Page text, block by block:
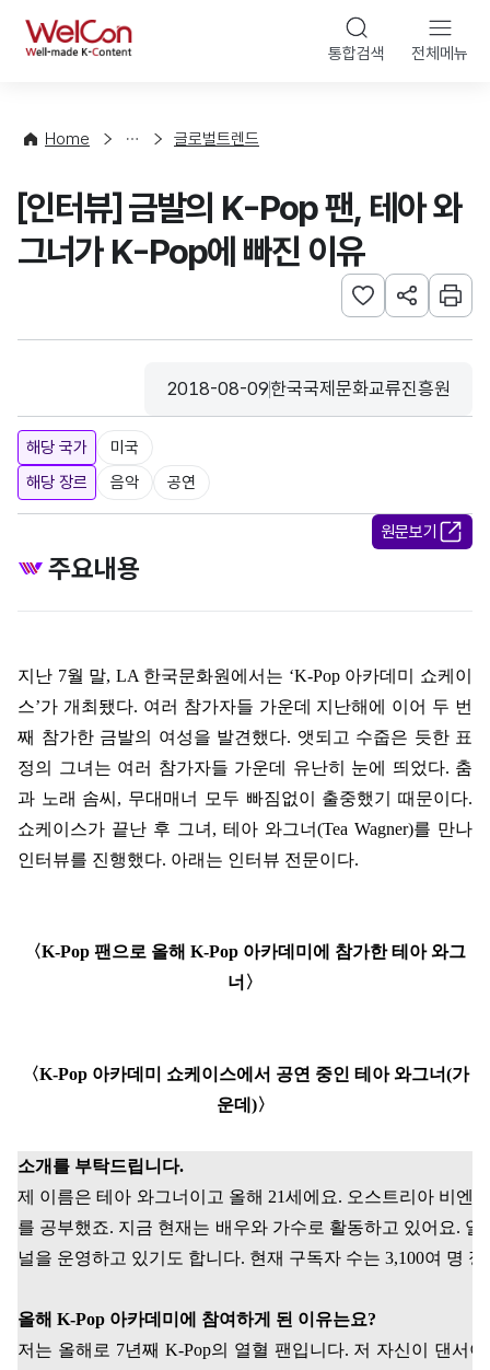
WelCon 통합검색 전체메뉴
Home
향
계
글로벌트렌드
[인터뷰] 금발의 K-Pop 팬, 테아 와
그너가 K-Pop에 빠진 이유
관심사 등록하기
URL 공유하
인쇄
등록일
2018-08-09
수집기관
한국국제문화교류진흥원
해당 국가
미국
해당 장르
음악 공연
원문보기
주요내용
지난 7월 말, LA 한국문화원에서는 ‘K-Pop 아카데미 쇼케이
스’가 개최됐다. 여러 참가자들 가운데 지난해에 이어 두 번
째 참가한 금발의 여성을 발견했다. 앳되고 수줍은 듯한 표
정의 그녀는 여러 참가자들 가운데 유난히 눈에 띄었다. 춤
과 노래 솜씨 , 무대매너 모두 빠짐없이 출중했기 때문이다.
쇼케이스가 끝난 후 그녀 , 테아 와그너(Tea Wagner)를 만나
인터뷰를 진행했다. 아래는 인터뷰 전문이다.
〈K-Pop 팬으로 올해 K-Pop 아카데미에 참가한 테아 와그
너 〉
〈K-Pop 아카데미 쇼케이스에서 공연 중인 테아 와그너(가
운데 )〉
소개를 부탁드립니다.
제 이름은 테아 와그너이고 올해 21세에요. 오스트리아 비엔
를 공부했죠. 지금 현재는 배우와 가수로 활동하고 있어요. 얼
널을 운영하고 있기도 합니다. 현재 구독자 수는 3,100여 명
올해 K-Pop 아카데미에 참여하게 된 이유는요?
저는 올해로 7년째 K-Pop의 열혈 팬입니다. 저 자신이 댄서